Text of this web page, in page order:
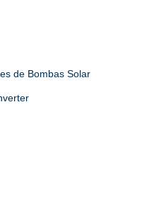
de Bombas Solar